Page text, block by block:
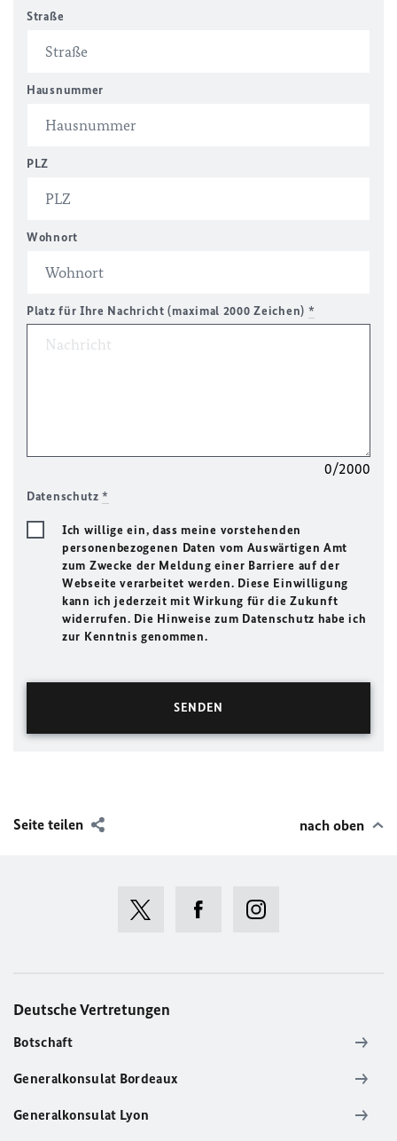
Straße
Hausnummer
PLZ
Wohnort
Platz für Ihre Nachricht (maximal 2000 Zeichen) *
0/2000
Datenschutz*
Ich willige ein, dass meine vorstehenden
personenbezogenen Daten vom Auswärtigen Amt
zum Zwecke der Meldung einer Barriere auf der
Webseite verarbeitet werden. Diese Einwilligung
kann ich jederzeit mit Wirkung für die Zukunft
widerrufen. Die Hinweise zum Datenschutz habe ich
zur Kenntnis genommen.
Seite teilen nach oben
Deutsche Vertretungen
Botschaft
Generalkonsulat Bordeaux
Generalkonsulat Lyon